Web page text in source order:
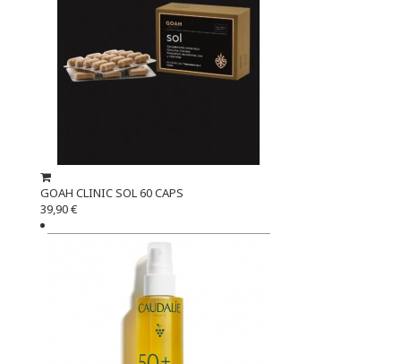
GOAH CLINIC SOL 60 CAPS
39,90 €